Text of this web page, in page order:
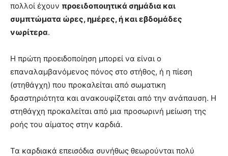
πολλοί έχουν προειδοποιητικά σημάδια και
συμπτώματα ώρες, ημέρες, ή και εβδομάδες
νωρίτερα.
Η πρώτη προειδοποίηση μπορεί να είναι ο
επαναλαμβανόμενος πόνος στο στήθος, ή η πίεση
(στηθάγχη) που προκαλείται από σωματικη
δραστηριότητα και ανακουφίζεται από την ανάπαυση. Η
στηθάγχη προκαλείται από μια προσωρινή μείωση της
ροής του αίματος στην καρδιά.
Τα καρδιακά επεισόδια συνήθως θεωρούνται πολύ